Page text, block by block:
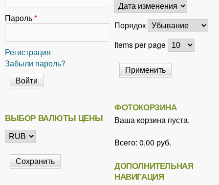
ц
Пароль*
Регистрация
Забыли пароль?
ВЫБОР ВАЛЮТЫ ЦЕНЫ
Порядок
Items per page
ФОТОКОРЗИНА
Ваша корзина пуста.
Всего: 0,00 руб.
ДОПОЛНИТЕЛЬНАЯ
НАВИГАЦИЯ